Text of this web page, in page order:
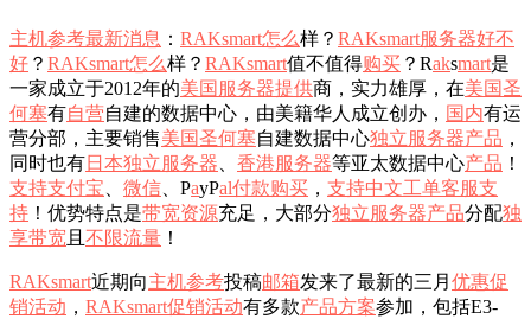
主机参考最新消息 ： RAKsmart怎么样？ RAKsmart服务器好不
好 ？ RAKsmart怎么样？ RAKsmart值不值得购买 ？Raksmart是
一家成立于2012年的美国 服务器提供商，实力雄厚，在美国圣
何塞有自营自建的数据中心，由美籍华人成立创办， 国内有运
营分部，主要销售美国圣何塞自建数据中心独立服务器产品 ，
同时也有日本独立服务器 香港服务器等亚太数据中心产品 ！
支持支付宝 微信 、PayPal付款购买 ， 支持中文工单客服支
持 ！优势特点是带宽资源充足，大部分独立服务器产品分配独
享带宽 且 不限流量 ！
RAKsmart近期向主机参考投稿邮箱发来了最新的三月 优惠促
销活动 ， RAKsmart促销活动有多款产品方案参加，包括E3-